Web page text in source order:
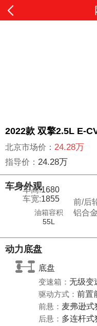
2022款 双擎2.5L E-
北京市场价： 24.28万
指导价： 24.28万
车身外观
车宽:1855
车高:1680
前/后
铝合
油箱容积
55L
动力底盘
底盘
变速箱： 无级变
驱动方式： 前置
前悬： 麦弗逊式
后悬： 多连杆式